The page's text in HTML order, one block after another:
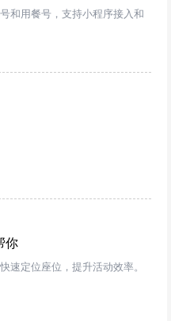
和用餐号，支持小程序接入和
你
定位座位，提升活动效率。